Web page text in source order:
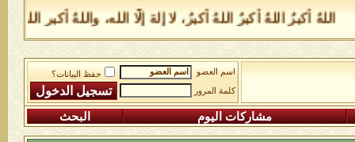
اللهُ أكبرُ اللهُ أكبرُ، لا إلهَ إلَّا الله، واللهُ أكبر اللهُ
اسم العضو
حفظ البيانات؟
كلمة المرور
مشاركات اليوم البحث